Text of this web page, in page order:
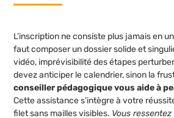
L’inscription ne consiste plus jamais en
faut composer un dossier solide et
vidéo, imprévisibilité des étapes
devez anticiper le calendrier, sinon la
conseiller pédagogique vous aide à
Cette assistance s’intègre à votre
filet sans mailles visibles. Vous